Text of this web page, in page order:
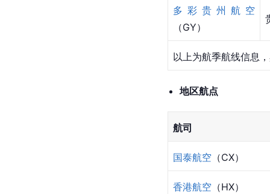
多彩贵州航空
（GY）
以上为航季航线信息
地区航点
航司
国泰航空 （CX）
香港航空 （HX）